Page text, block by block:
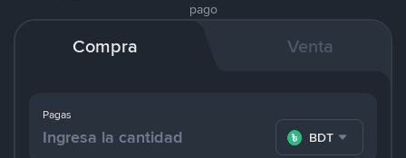
pago
Compra Venta
Pagas
BDT